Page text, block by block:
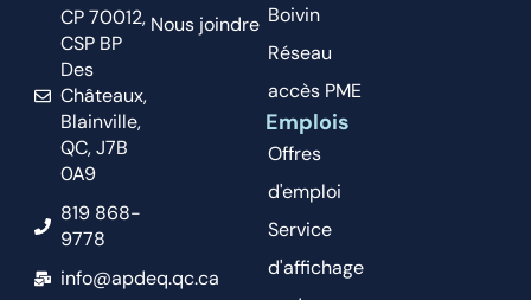
CP 70012,
CSP BP
Des
Châteaux,
Blainville,
QC, J7B
0A9
819 868-
9778
info@apdeq.qc.ca
Nous joindre Boivin
Réseau
accès PME
Emplois
Offres
d'emploi
Service
d'affichage